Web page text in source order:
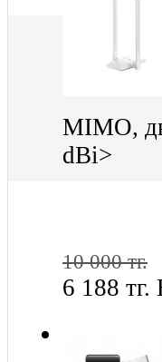
MIMO,
dBi>
10 000 тг.
6 188 тг.